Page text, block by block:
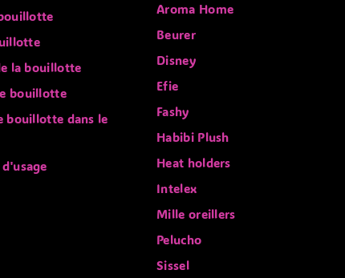
la bouillotte
bouillotte
bouillotte dans le
Aroma Home
Beurer
Disney
Efie
Fashy
Habibi Plush
Heat holders
Intelex
Mille oreillers
Pelucho
Sissel